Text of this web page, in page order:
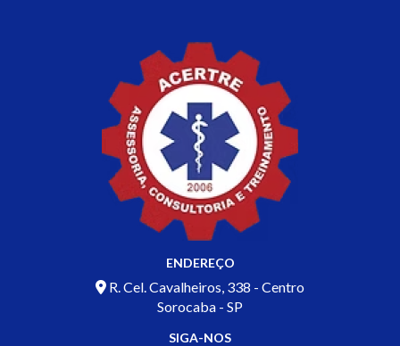
ENDEREÇO
R. Cel. Cavalheiros, 338 - Centro
Sorocaba - SP
SIGA-NOS